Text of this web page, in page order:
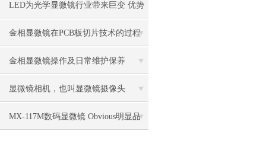
LED为光学显微镜行业带来巨变 优势
比传统卤素更明显
金相显微镜在PCB板切片技术的过程
控制中的作用
金相显微镜操作及日常维护保养
显微镜相机，也叫显微镜摄像头
MX-117M数码显微镜 Obvious明显品